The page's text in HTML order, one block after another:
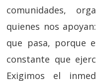
comunidades,
quienes nos
que pasa, porque
constante que
Exigimos el